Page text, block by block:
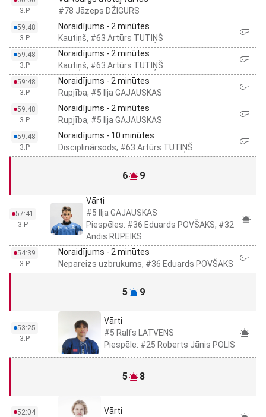
3.P
#78 Jāzeps DŽIGURS
59:48
3.P
Noraidījums - 2 minūtes
Kautiņš, #63 Artūrs TUTIŅŠ
59:48
3.P
Noraidījums - 2 minūtes
Kautiņš, #63 Artūrs TUTIŅŠ
59:48
3.P
Noraidījums - 2 minūtes
Rupjība, #5 Ilja GAJAUSKAS
59:48
3.P
Noraidījums - 2 minūtes
Rupjība, #5 Ilja GAJAUSKAS
59:48
3.P
Noraidījums - 10 minūtes
Disciplinārsods, #63 Artūrs TUTIŅŠ
6 9
57:41
3.P
Vārti
#5 Ilja GAJAUSKAS
Piespēles: #36 Eduards POVŠAKS, #32
Andis RUPEIKS
54:39
3.P
Noraidījums - 2 minūtes
Nepareizs uzbrukums, #36 Eduards POVŠAKS
5 9
53:25
3.P
Vārti
#5 Ralfs LATVENS
Piespēle: #25 Roberts Jānis POLIS
5 8
52:04
Vārti